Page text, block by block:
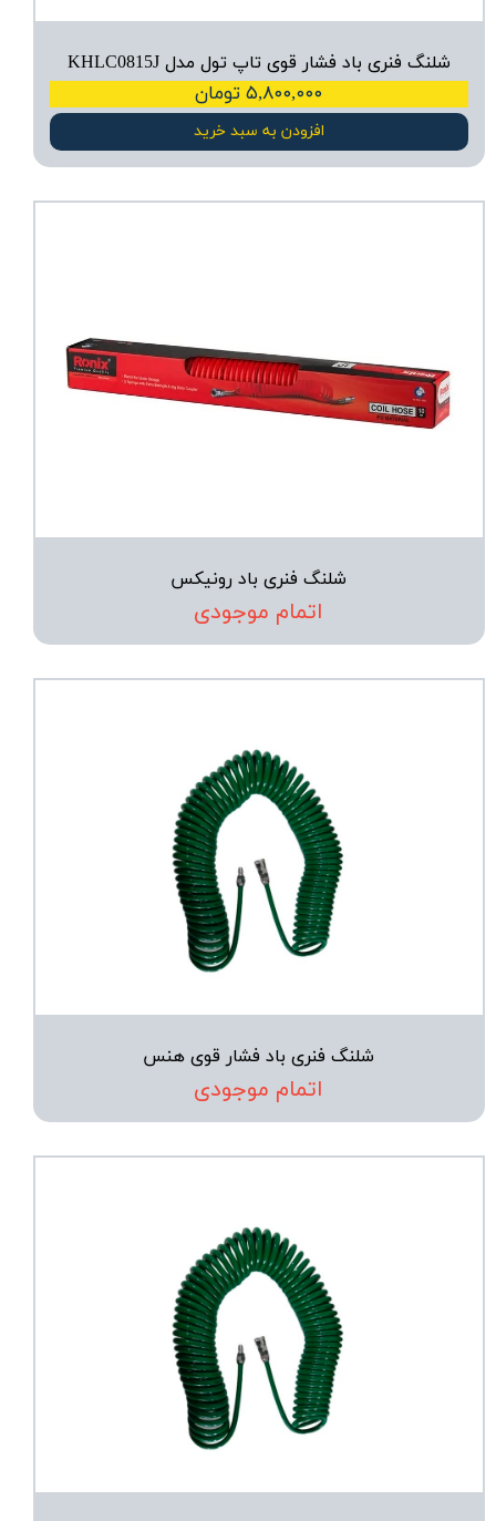
شلنگ فنری باد فشار قوی تاپ تول مدل KHLC0815J
۵,۸۰۰,۰۰۰ تومان
افزودن به سبد خرید
شلنگ فنری باد رونیکس
اتمام موجودی
شلنگ فنری باد فشار قوی هنس
اتمام موجودی